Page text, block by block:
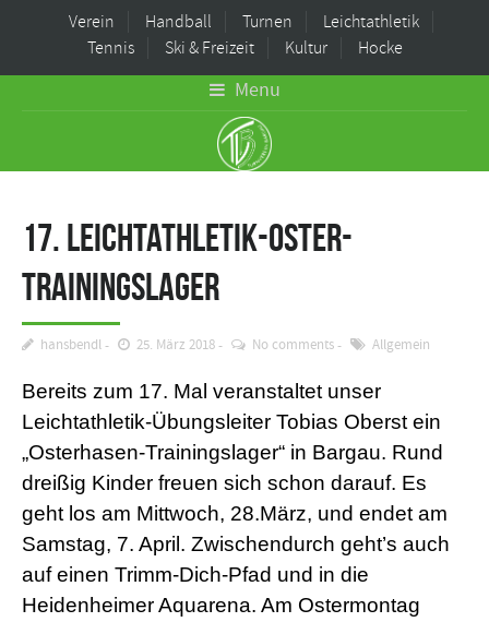
Verein Handball Turnen
Leichtathletik
Tennis
Ski & Freizeit Kultur Hocke
Menu
17. Leichtathletik-Oster-
Trainingslager
hansbendl 25. März 2018 No comments Allgemein
Bereits zum 17. Mal veranstaltet unser
Leichtathletik-Übungsleiter Tobias Oberst ein
„Osterhasen-Trainingslager“ in Bargau. Rund
dreißig Kinder freuen sich schon darauf. Es
geht los am Mittwoch, 28.März, und endet am
Samstag, 7. April. Zwischendurch geht’s auch
auf einen Trimm-Dich-Pfad und in die
Heidenheimer Aquarena. Am Ostermontag